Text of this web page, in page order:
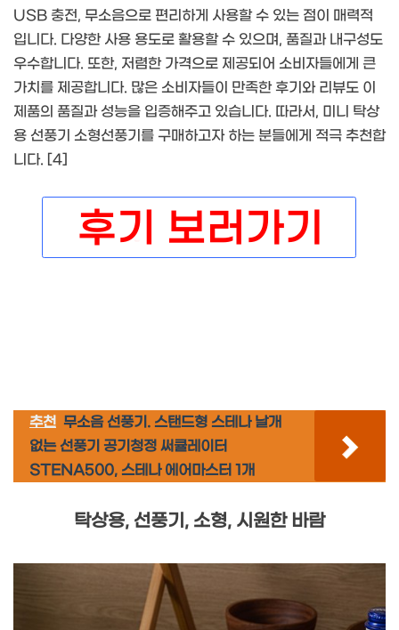
USB 충전, 무소음으로 편리하게 사용할 수 있는 점이 매력적
입니다. 다양한 사용 용도로 활용할 수 있으며, 품질과 내구성도
우수합니다. 또한, 저렴한 가격으로 제공되어 소비자들에게 큰
가치를 제공합니다. 많은 소비자들이 만족한 후기와 리뷰도 이
제품의 품질과 성능을 입증해주고 있습니다. 따라서, 미니 탁상
용 선풍기 소형선풍기를 구매하고자 하는 분들에게 적극 추천합
니다. [4]
추천 무소음 선풍기. 스탠드형 스테나 날개
없는 선풍기 공기청정 써큘레이터
STENA500, 스테나 에어마스터 1개
탁상용, 선풍기, 소형, 시원한 바람